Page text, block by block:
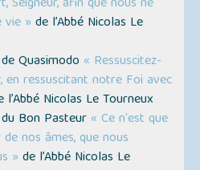
vie » de l’Abbé Nicolas Le
Quasimodo « Ressuscitez-
en ressuscitant notre Foi avec
l’Abbé Nicolas Le Tourneux
Bon Pasteur « Ce n'est que
nos âmes, que nous
» de l’Abbé Nicolas Le